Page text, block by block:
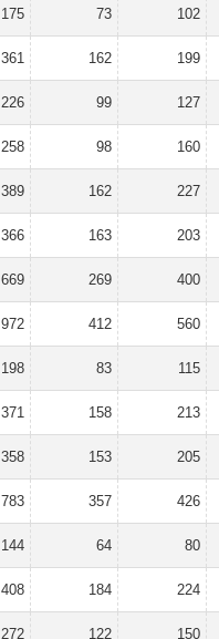
175 73 102
361 162 199
226 99 127
258 98 160
389 162 227
366 163 203
669 269 400
972 412 560
198 83 115
371 158 213
358 153 205
783 357 426
144 64 80
408 184 224
272 122 150